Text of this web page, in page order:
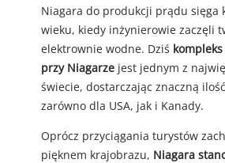
Niagara do produkcji prądu sięga
wieku, kiedy inżynierowie zaczęli
elektrownie wodne. Dziś
przy Niagarze jest jednym z
świecie, dostarczając znaczną
zarówno dla USA, jak i Kanady.
Oprócz przyciągania turystów
pięknem krajobrazu, Niagara